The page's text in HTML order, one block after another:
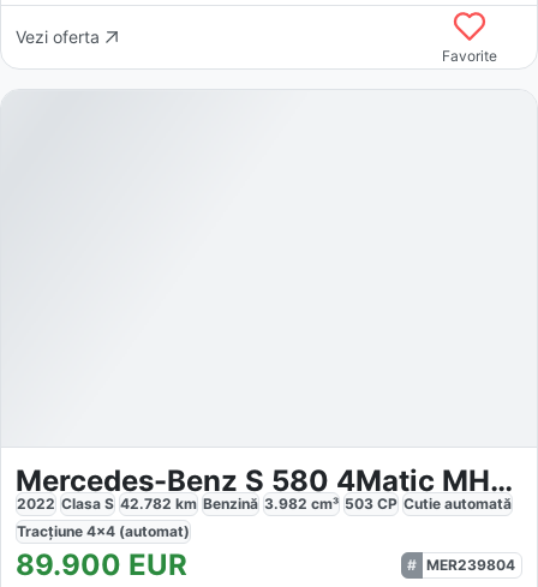
Vezi oferta
Favorite
Mercedes-Benz S 580 4Matic MHEV Long Aut.
2022 Clasa S 42.782 km Benzină 3.982 cm³ 503 CP Cutie automată
Tracțiune 4x4 (automat)
89.900 EUR
MER239804